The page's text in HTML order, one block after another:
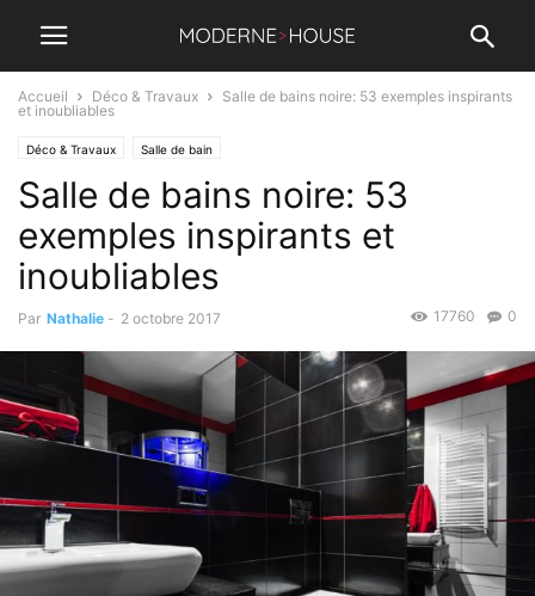
Accueil Déco & Travaux
Salle de bains noire: 53 exemples inspirants
et inoubliables
Déco & Travaux Salle de bain
Salle de bains noire: 53
exemples inspirants et
inoubliables
Par Nathalie - 2 octobre 2017 0
17760